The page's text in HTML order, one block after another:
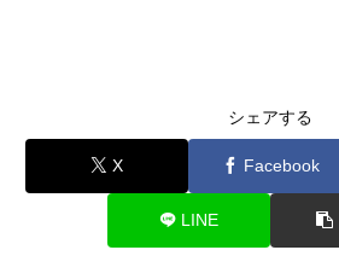
シェアする
X Facebook
LINE